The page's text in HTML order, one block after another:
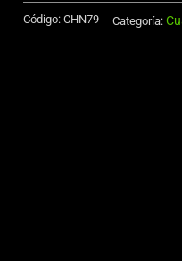
Aluminio
Código: CHN79 Categoría: